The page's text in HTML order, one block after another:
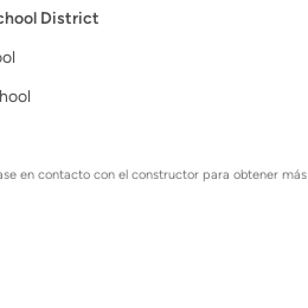
District
en contacto con el constructor para obtener más